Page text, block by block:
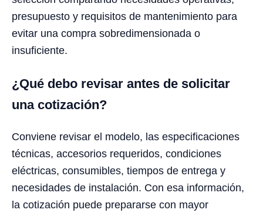
presupuesto y requisitos de mantenimiento para
evitar una compra sobredimensionada o
insuficiente.
¿Qué debo revisar antes de solicitar
una cotización?
Conviene revisar el modelo, las especificaciones
técnicas, accesorios requeridos, condiciones
eléctricas, consumibles, tiempos de entrega y
necesidades de instalación. Con esa información,
la cotización puede prepararse con mayor